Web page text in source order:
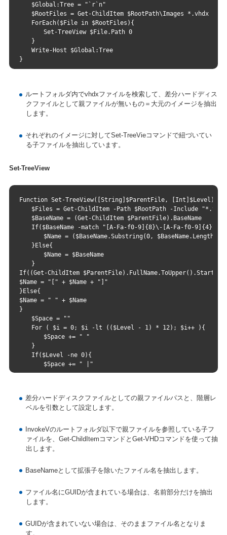
$Global:Tree = "`r`n"
$RootFiles = Get-ChildItem $RootPath\Images *.vhdx |
ForEach($File in $RootFiles){
Set-TreeView $File.Path 0
}
Write-Host $Global:Tree
}
ルートフォルダ内でvhdxファイルを検索して、差分ハードディス
クファイルとして親ファイルが無いもの＝大元のイメージを抽出
します。
それぞれのイメージに対してSet-TreeVieコマンドで紐づいてい
る子ファイルを抽出しています。
Set-TreeView
Function Set-TreeView([String]$ParentFile, [Int]$Level) {
$Files = Get-ChildItem -Path $RootPath -Include
$BaseName = (Get-ChildItem $ParentFile).BaseName
If($BaseName -match "[A-Fa-f0-9]{8}\-[A-Fa-f0-9]{4}\-
$Name = ($BaseName.Substring(0, $BaseName.Length
}Else{
$Name = $BaseName
}
If((Get-ChildItem
$Name = "[" + $Name + "]"
}Else{
$Name = " " + $Name
}
$Space = ""
For ( $i = 0; $i -lt (($Level - 1) * 12); $i++ ){
$Space += " "
}
If($Level -ne 0){
$Space += " |"
For ( $i = 0; $i -lt (10 - $Nam.Length) ; $i++ ){
}
$Global:Tree += $Space + $Name + "`r`n`r`n"
}Else{
ForEach($File in $Files){
Set-TreeView $File.Path ($Level + 1)
}
差分ハードディスクファイルとしての親ファイルパスと、階層レ
ベルを引数として設定します。
InvokeVのルートフォルダ以下で親ファイルを参照している子フ
ァイルを、Get-ChildItemコマンドとGet-VHDコマンドを使って抽
出します。
BaseNameとして拡張子を除いたファイル名を抽出します。
ファイル名にGUIDが含まれている場合は、名前部分だけを抽出
します。
GUIDが含まれていない場合は、そのままファイル名となりま
す。